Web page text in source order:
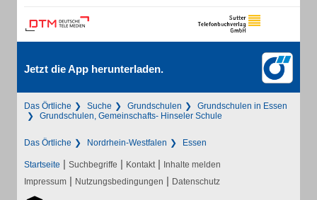
Jetzt die App herunterladen.
Das Örtliche Suche Grundschulen
Grundschulen in Essen
Grundschulen, Gemeinschafts- Hinseler Schule
Das Örtliche Nordrhein-Westfalen Essen
Startseite | Suchbegriffe | Kontakt | Inhalte melden
Impressum | Nutzungsbedingungen | Datenschutz